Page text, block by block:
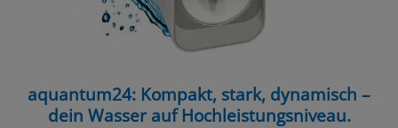
aquantum24: Kompakt, stark, dynamisch –
dein Wasser auf Hochleistungsniveau.